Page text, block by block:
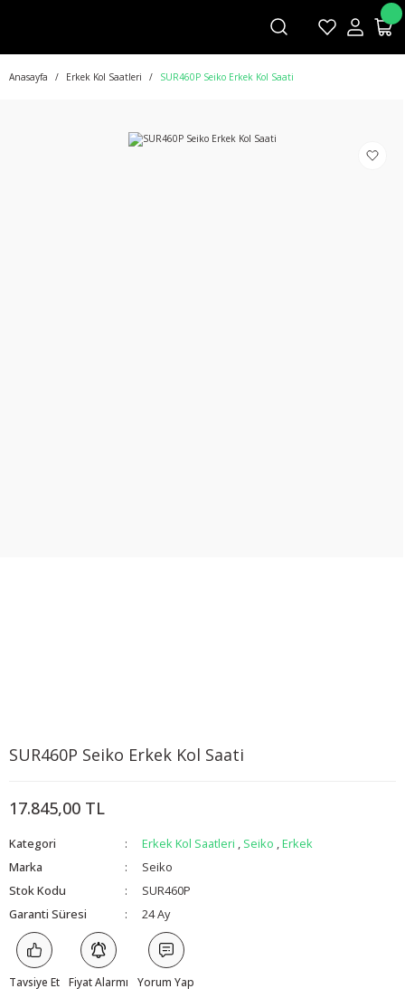
Anasayfa Erkek Kol Saatleri SUR460P Seiko Erkek Kol Saati
SUR460P Seiko Erkek Kol Saati
17.845,00 TL
Kategori Erkek Kol Saatleri , Seiko ,Erkek
Marka
Seiko
Stok Kodu
SUR460P
Garanti Süresi
24 Ay
Tavsiye Et Fiyat Alarmı Yorum Yap